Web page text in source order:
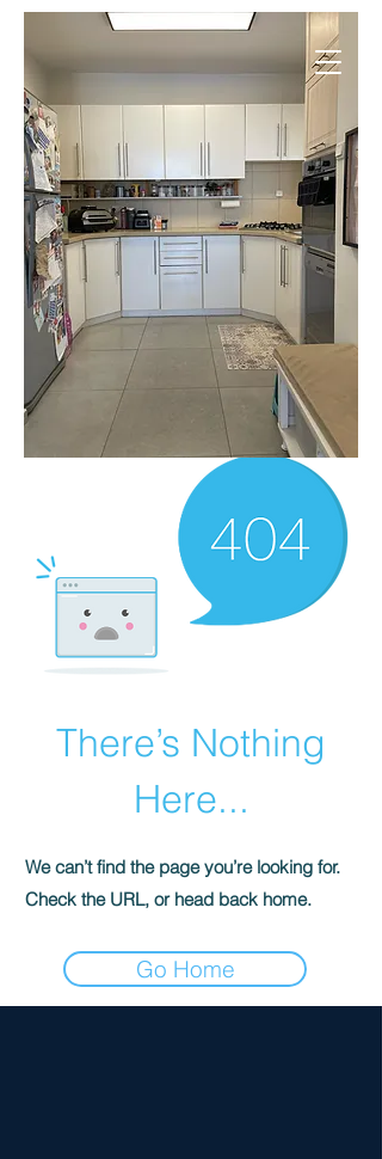
There’s Nothing
Here...
We can’t find the page you’re looking for.
Check the URL, or head back home.
Go Home